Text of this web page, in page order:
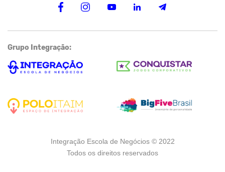
Grupo Integração:
Integração Escola de Negócios © 2022
Todos os direitos reservados